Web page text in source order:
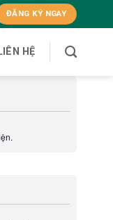
ĐĂNG KÝ NGAY
LIÊN HỆ